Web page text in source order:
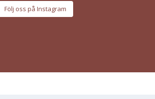
Följ oss på Instagram